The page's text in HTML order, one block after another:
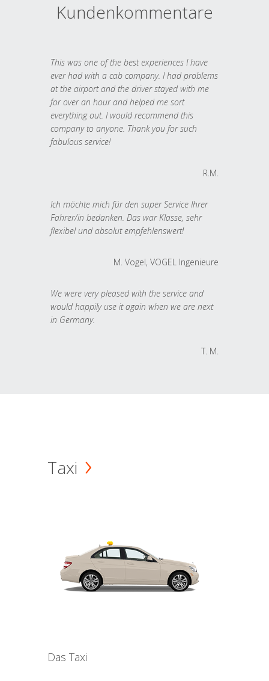
Kundenkommentare
This was one of the best experiences I have
ever had with a cab company. I had problems
at the airport and the driver stayed with me
for over an hour and helped me sort
everything out. I would recommend this
company to anyone. Thank you for such
fabulous service!
R.M.
Ich möchte mich für den super Service Ihrer
Fahrer/in bedanken. Das war Klasse, sehr
flexibel und absolut empfehlenswert!
M. Vogel, VOGEL Ingenieure
We were very pleased with the service and
would happily use it again when we are next
in Germany.
T. M.
Taxi
Das Taxi